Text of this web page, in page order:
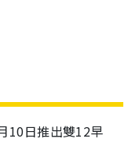
10日推出雙12早